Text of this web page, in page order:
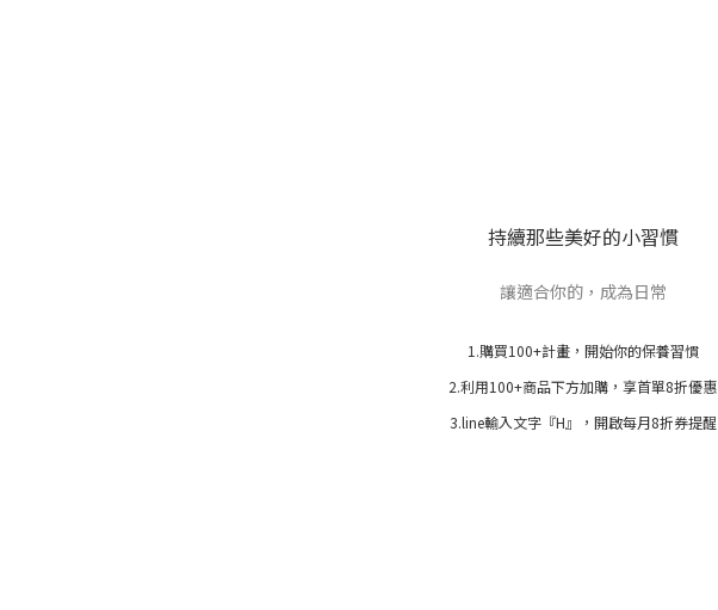
持續那些美好的小習慣
讓適合你的，成為日常
1.購買100+計畫，開始你的保養習慣
2.利用100+商品下方加購，享首單8折優惠
3.line輸入文字『H』， 開啟每月8折券提醒